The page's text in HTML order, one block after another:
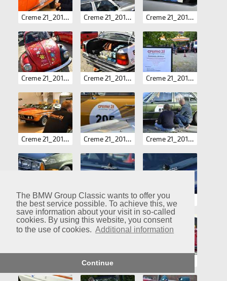
The BMW Group Classic wants to offer you
the best service possible. To achieve this, we
save information about your visit in so-called
cookies. By using this website, you consent
to the use of cookies. Additional information
Continue
Creme 21_2017-Hardy Mutschler 0206.JPG Creme 21_2017-Hardy Mutschler 0207.JPG Creme 21_2017-Hardy Mutschler 0208.JPG
Creme 21_2017-Hardy Mutschler 0209.JPG Creme 21_2017-Hardy Mutschler 0210.JPG Creme 21_2017-Hardy Mutschler 0211.JPG
Creme 21_2017-Hardy Mutschler 0212.JPG Creme 21_2017-Hardy Mutschler 0213.JPG Creme 21_2017-Hardy Mutschler 0214.JPG
Creme 21_2017-Hardy Mutschler 0215.JPG Creme 21_2017-Hardy Mutschler 0216.JPG